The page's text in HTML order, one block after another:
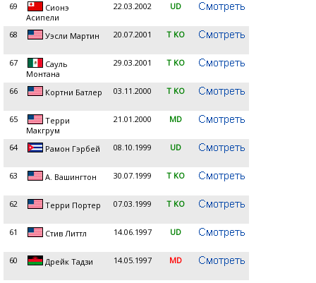
69
Сионэ
Асипели
22.03.2002 UD
68 Уэсли Мартин 20.07.2001 T KO
67
Сауль
Монтана
29.03.2001 T KO
66 Кортни Батлер 03.11.2000 T KO
65
Терри
Макгрум
21.01.2000 MD
64 Рамон Гэрбей 08.10.1999 UD
63 А. Вашингтон 30.07.1999 T KO
62 Терри Портер 07.03.1999 T KO
61 Стив Литтл 14.06.1997 UD
60 Дрейк Тадзи 14.05.1997 MD